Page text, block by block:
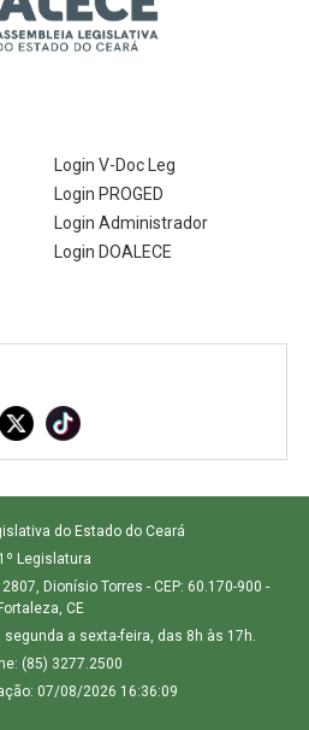
Login V-Doc Leg
Login PROGED
Login Administrador
Login DOALECE
do Estado do Ceará
Legislatura
Dionísio Torres - CEP: 60.170-900 -
Fortaleza, CE
a sexta-feira, das 8h às 17h.
(85) 3277.2500
07/08/2026 16:36:09